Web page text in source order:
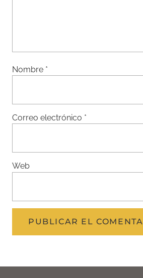
Nombre *
Correo electrónico *
Web